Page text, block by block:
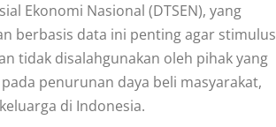
Ekonomi Nasional (DTSEN), yang
berbasis data ini penting agar stimulus
tidak disalahgunakan oleh pihak yang
penurunan daya beli masyarakat,
di Indonesia.